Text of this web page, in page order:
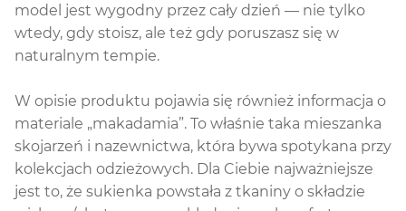
model jest wygodny przez cały dzień — nie tylko
wtedy, gdy stoisz, ale też gdy poruszasz się w
naturalnym tempie.
W opisie produktu pojawia się również informacja o
materiale „makadamia”. To właśnie taka mieszanka
skojarzeń i nazewnictwa, która bywa spotykana przy
kolekcjach odzieżowych. Dla Ciebie najważniejsze
jest to, że sukienka powstała z tkaniny o składzie